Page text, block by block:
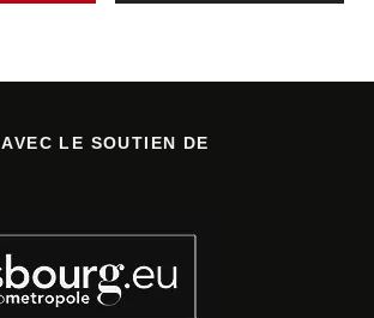
AVEC LE SOUTIEN DE